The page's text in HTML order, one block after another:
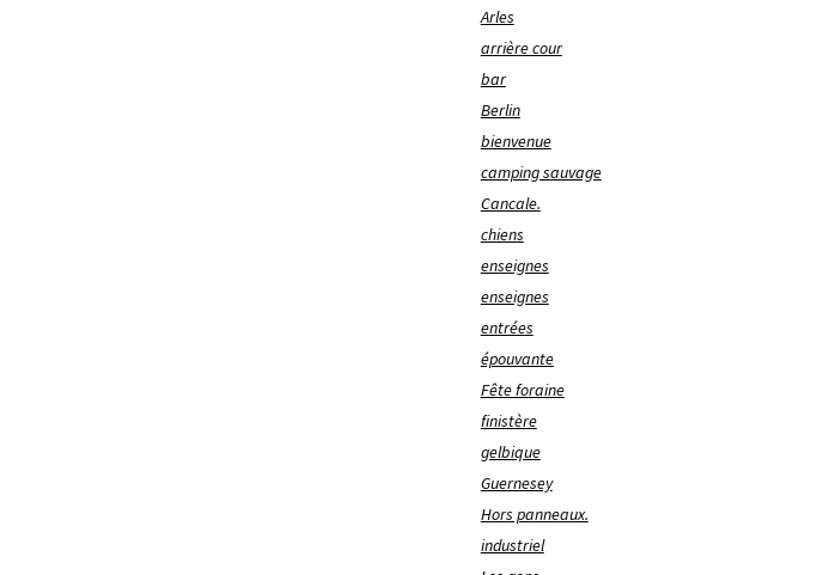
Arles
arrière cour
bar
Berlin
bienvenue
camping sauvage
Cancale.
chiens
enseignes
enseignes
entrées
épouvante
Fête foraine
finistère
gelbique
Guernesey
Hors panneaux.
industriel